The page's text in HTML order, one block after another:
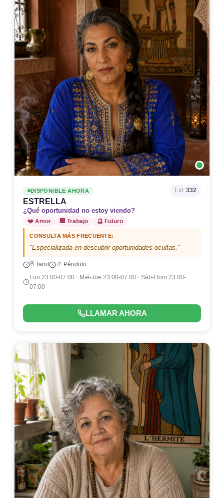
DISPONIBLE AHORA
ESTRELLA
¿Qué oportunidad no estoy viendo?
Ext. 332
❤️ Amor 🏢 Trabajo 🔮 Futuro
CONSULTA MÁS FRECUENTE:
"Especializada en descubrir oportunidades ocultas."
🃏 Tarot
📿 Péndulo
Lun 23:00-07:00 · Mié-Jue 23:00-07:00 · Sáb-Dom 23:00-
07:00
LLAMAR AHORA